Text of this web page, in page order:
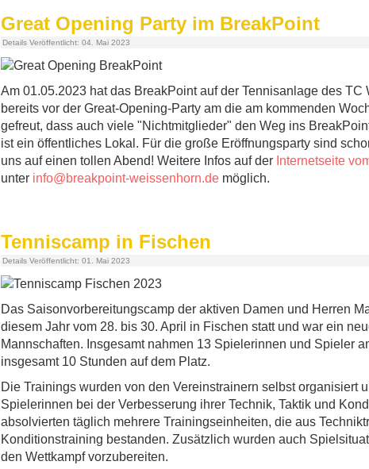
Great Opening Party im BreakPoint
Details Veröffentlicht: 04. Mai 2023
Am 01.05.2023 hat das BreakPoint auf der Tennisanlage des
bereits vor der Great-Opening-Party am die am kommenden
gefreut, dass auch viele "Nichtmitglieder" den Weg ins
ist ein öffentliches Lokal. Für die große Eröffnungsparty sind
uns auf einen tollen Abend! Weitere Infos auf der Internetseite
unter info@breakpoint-weissenhorn.de möglich.
Tenniscamp in Fischen
Details Veröffentlicht: 01. Mai 2023
Das Saisonvorbereitungscamp der aktiven Damen und Herren
diesem Jahr vom 28. bis 30. April in Fischen statt und war ein
Mannschaften. Insgesamt nahmen 13 Spielerinnen und Spieler
insgesamt 10 Stunden auf dem Platz.
Die Trainings wurden von den Vereinstrainern selbst organisiert
Spielerinnen bei der Verbesserung ihrer Technik, Taktik und
absolvierten täglich mehrere Trainingseinheiten, die aus
Konditionstraining bestanden. Zusätzlich wurden auch
den Wettkampf vorzubereiten.